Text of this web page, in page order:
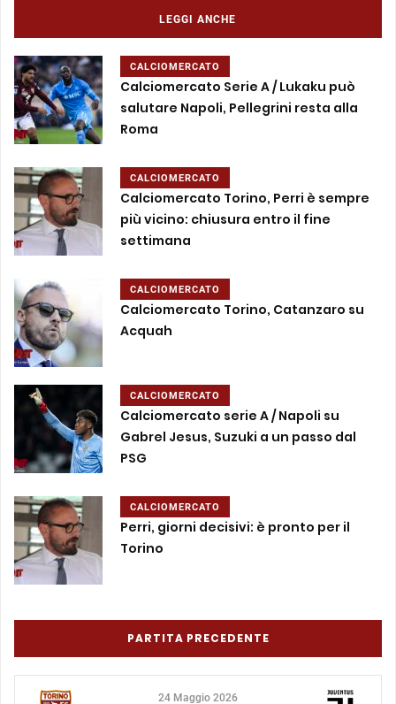
LEGGI ANCHE
CALCIOMERCATO
Calciomercato Serie A / Lukaku può
salutare Napoli, Pellegrini resta alla
Roma
CALCIOMERCATO
Calciomercato Torino, Perri è sempre
più vicino: chiusura entro il fine
settimana
CALCIOMERCATO
Calciomercato Torino, Catanzaro su
Acquah
CALCIOMERCATO
Calciomercato serie A / Napoli su
Gabrel Jesus, Suzuki a un passo dal
PSG
CALCIOMERCATO
Perri, giorni decisivi: è pronto per il
Torino
PARTITA PRECEDENTE
24 Maggio 2026